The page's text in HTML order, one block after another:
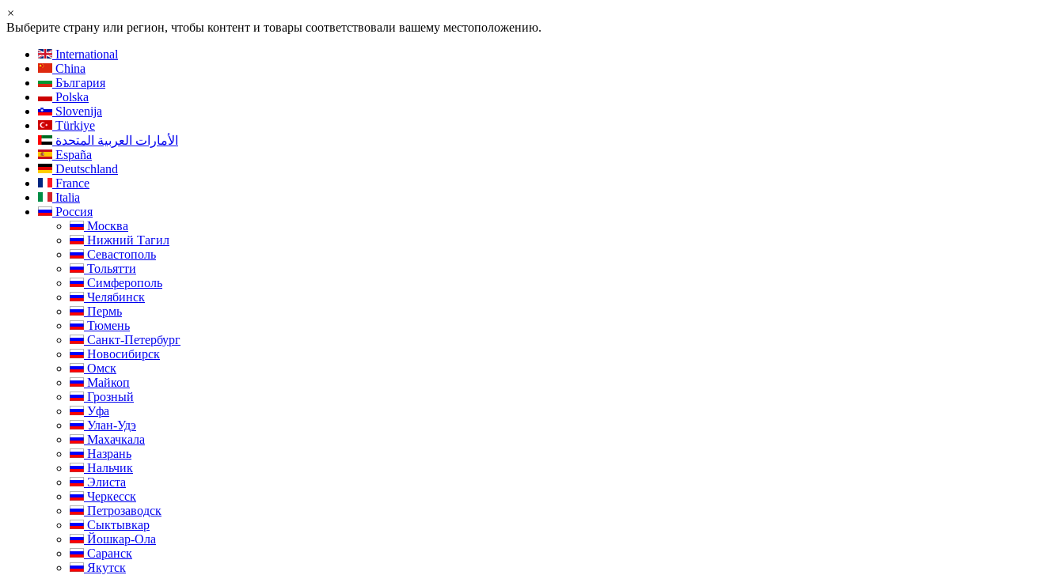
×
Выберите страну или регион, чтобы контент и товары соответствовали вашему местоположению.
International
China
България
Polska
Slovenija
Türkiye
الأمارات العربية المتحدة
España
Deutschland
France
Italia
Россия
Москва
Нижний Тагил
Севастополь
Тольятти
Симферополь
Челябинск
Пермь
Тюмень
Санкт-Петербург
Новосибирск
Омск
Майкоп
Грозный
Уфа
Улан-Удэ
Махачкала
Назрань
Нальчик
Элиста
Черкесск
Петрозаводск
Сыктывкар
Йошкар-Ола
Саранск
Якутск